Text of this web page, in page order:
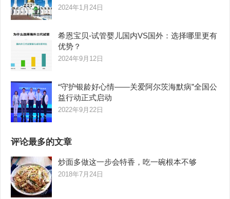
2024年1月24日
希恩宝贝-试管婴儿国内VS国外：选择哪里更有
优势？
2024年9月12日
“守护银龄好心情——关爱阿尔茨海默病”全国公
益行动正式启动
2022年9月22日
评论最多的文章
炒面多做这一步会特香，吃一碗根本不够
2018年7月24日